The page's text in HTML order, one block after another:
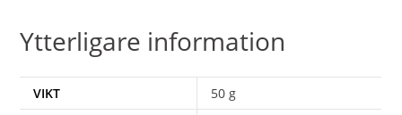
Ytterligare information
VIKT
50 g